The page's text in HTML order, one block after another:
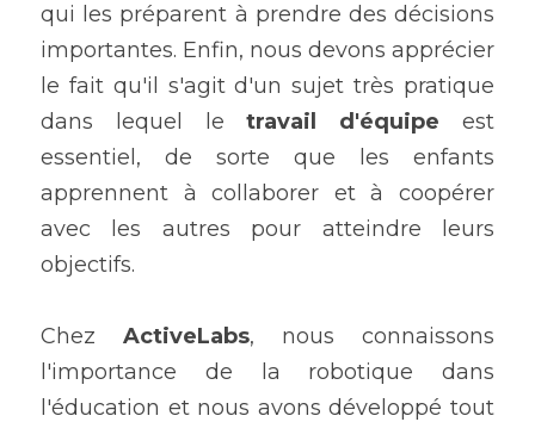
qui les préparent à prendre des décisions
importantes. Enfin, nous devons apprécier
le fait qu'il s'agit d'un sujet très pratique
dans lequel le travail d'équipe est
essentiel, de sorte que les enfants
apprennent à collaborer et à coopérer
avec les autres pour atteindre leurs
objectifs.
Chez ActiveLabs, nous connaissons
l'importance de la robotique dans
l'éducation et nous avons développé tout